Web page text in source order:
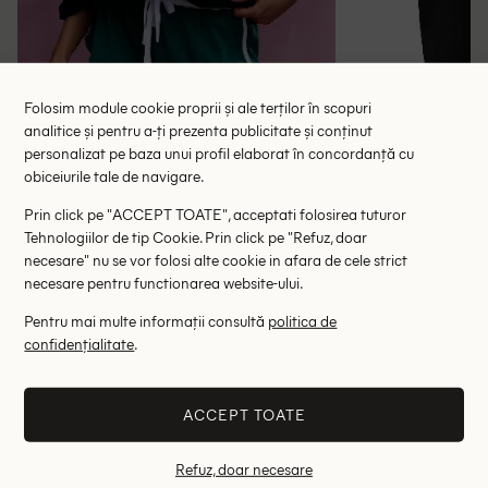
Tricou Oversize Missguided, negru
42.50 lei
RRP: 85.00 lei
S
Tricou Karen
- 27%
Folosim module cookie proprii și ale terților în scopuri
analitice și pentru a-ți prezenta publicitate și conținut
personalizat pe baza unui profil elaborat în concordanță cu
obiceiurile tale de navigare.
Prin click pe "ACCEPT TOATE", acceptati folosirea tuturor
Tehnologiilor de tip Cookie. Prin click pe "Refuz, doar
necesare" nu se vor folosi alte cookie in afara de cele strict
necesare pentru functionarea website-ului.
Pentru mai multe informații consultă politica de
confidențialitate.
ACCEPT TOATE
Refuz, doar necesare